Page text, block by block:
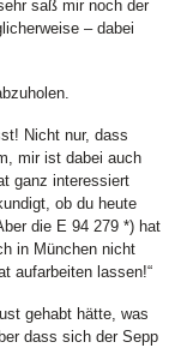
saß mir noch der
– dabei
Nicht nur, dass
mir ist dabei auch
ganz interessiert
ob du heute
die E 94 279 *) hat
in München nicht
aufarbeiten lassen!“
gehabt hätte, was
dass sich der Sepp